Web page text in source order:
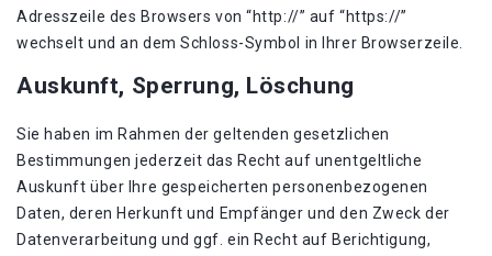
Adresszeile des Browsers von “http://” auf “https://”
wechselt und an dem Schloss-Symbol in Ihrer Browserzeile.
Auskunft, Sperrung, Löschung
Sie haben im Rahmen der geltenden gesetzlichen
Bestimmungen jederzeit das Recht auf unentgeltliche
Auskunft über Ihre gespeicherten personenbezogenen
Daten, deren Herkunft und Empfänger und den Zweck der
Datenverarbeitung und ggf. ein Recht auf Berichtigung,